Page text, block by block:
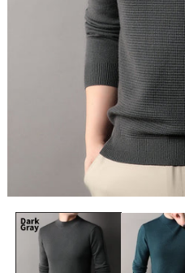
médiafájl
megnyitása
párbeszédpanelen